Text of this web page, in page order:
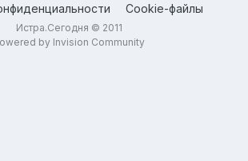
Cookie-файлы
Истра.Сегодня © 2011
by Invision Community